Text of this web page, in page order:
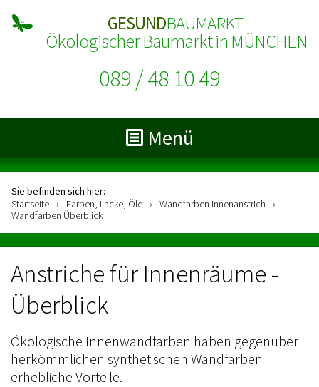
GESUNDBAUMARKT
Ökologischer Baumarkt in MÜNCHEN
089 / 48 10 49
Menü
Sie befinden sich hier:
Startseite
› Farben, Lacke, Öle › Wandfarben Innenanstrich
›
Wandfarben Überblick
Anstriche für Innenräume -
Überblick
Ökologische Innenwandfarben haben gegenüber
herkömmlichen synthetischen Wandfarben
erhebliche Vorteile.